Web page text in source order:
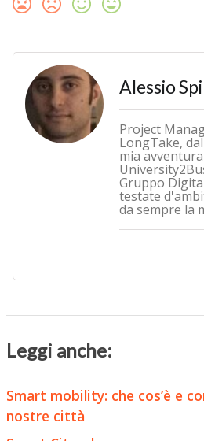
Alessio
Project
LongTake,
mia
Gruppo
testate
da sempre la
Leggi anche:
Smart mobility: che cos’è e
nostre città